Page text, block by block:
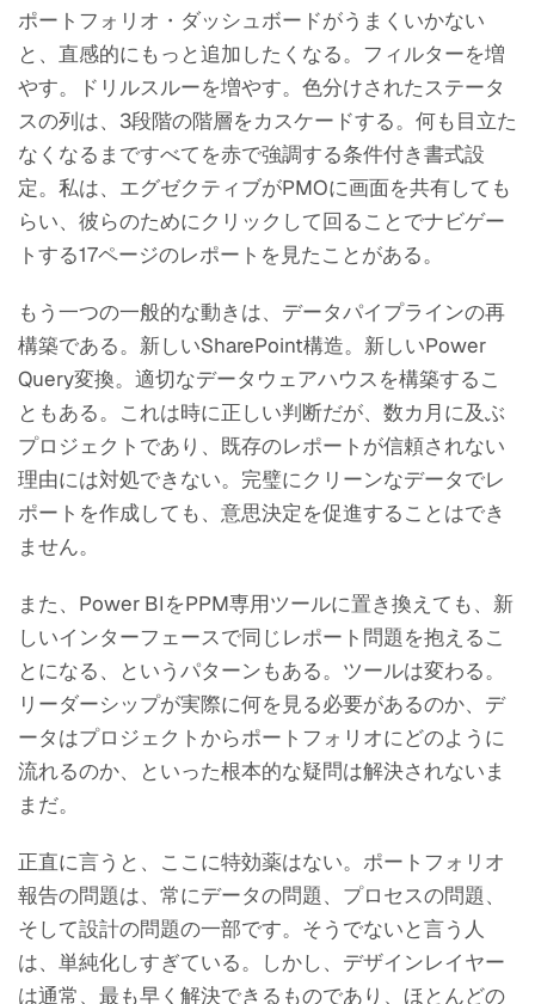
ポートフォリオ・ダッシュボードがうまくいかない
と、直感的にもっと追加したくなる。フィルターを増
やす。ドリルスルーを増やす。色分けされたステータ
スの列は、3段階の階層をカスケードする。何も目立た
なくなるまですべてを赤で強調する条件付き書式設
定。私は、エグゼクティブがPMOに画面を共有しても
らい、彼らのためにクリックして回ることでナビゲー
トする17ページのレポートを見たことがある。
もう一つの一般的な動きは、データパイプラインの再
構築である。新しいSharePoint構造。新しいPower
Query変換。適切なデータウェアハウスを構築するこ
ともある。これは時に正しい判断だが、数カ月に及ぶ
プロジェクトであり、既存のレポートが信頼されない
理由には対処できない。完璧にクリーンなデータでレ
ポートを作成しても、意思決定を促進することはでき
ません。
また、Power BIをPPM専用ツールに置き換えても、新
しいインターフェースで同じレポート問題を抱えるこ
とになる、というパターンもある。ツールは変わる。
リーダーシップが実際に何を見る必要があるのか、デ
ータはプロジェクトからポートフォリオにどのように
流れるのか、といった根本的な疑問は解決されないま
まだ。
正直に言うと、ここに特効薬はない。ポートフォリオ
報告の問題は、常にデータの問題、プロセスの問題、
そして設計の問題の一部です。そうでないと言う人
は、単純化しすぎている。しかし、デザインレイヤー
は通常、最も早く解決できるものであり、ほとんどの